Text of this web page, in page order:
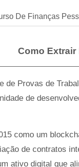
De Finanças
Como Extrair
de Provas de
de
como um
de contratos
ativo digital que